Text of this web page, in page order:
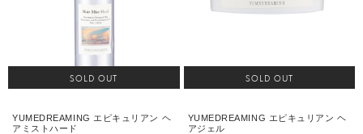
SOLD OUT
YUMEDREAMING エピキュリアン ヘ
アミストハード
SOLD OUT
YUMEDREAMING エピキュリアン ヘ
アジェル